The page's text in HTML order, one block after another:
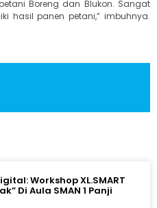
Boreng dan Blukon. Sangat
hasil panen petani,” imbuhnya.
Workshop XL.SMART
Di Aula SMAN 1 Panji